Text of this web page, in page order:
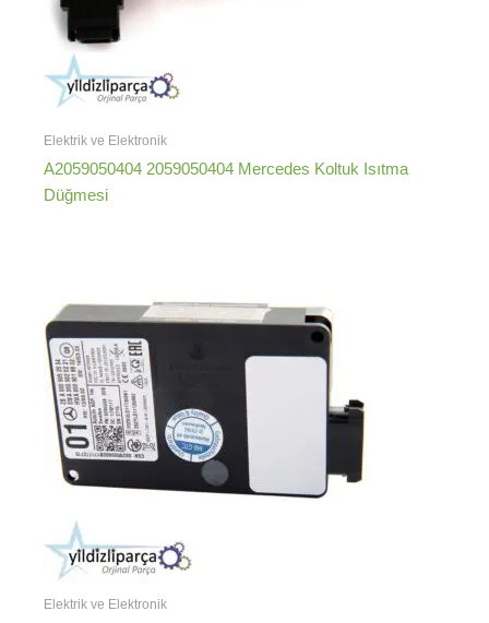
Elektrik ve Elektronik
A2059050404 2059050404 Mercedes Koltuk Isıtma
Düğmesi
Elektrik ve Elektronik